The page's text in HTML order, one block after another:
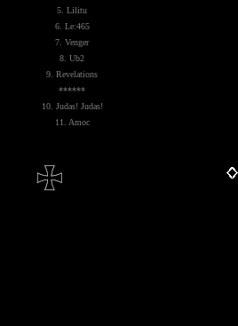
5. Lilitu
6. Le:465
7. Venger
8. Ub2
9. Revelations
******
10. Judas! Judas!
11. Amoc